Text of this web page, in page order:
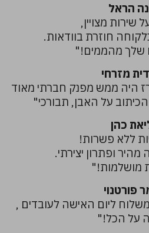
הראל
שירות מצויין,
חוזרת בוודאות.
שלך מהממים!"
מזרחי
היה ממש מפנק חברתי מאוד
על האבן, תבורכי"
כהן
ללא פשרות!
ופתרון יצירתי.
מושלמות!"
פורטנוי
ליום האישה לעובדים ,
על הכל!"